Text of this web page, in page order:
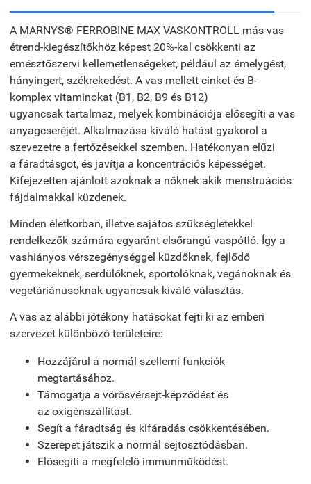
A MARNYS® FERROBINE MAX VASKONTROLL más vas
étrend-kiegészítőkhöz képest 20%-kal csökkenti az
emésztőszervi kellemetlenségeket, például az émelygést,
hányingert, székrekedést. A vas mellett cinket és B-
komplex vitaminokat (B1, B2, B9 és B12)
ugyancsak tartalmaz, melyek kombinációja elősegíti a vas
anyagcseréjét. Alkalmazása kiváló hatást gyakorol a
szevezetre a fertőzésekkel szemben. Hatékonyan elűzi
a fáradtásgot, és javítja a koncentrációs képességet.
Kifejezetten ajánlott azoknak a nőknek akik menstruációs
fájdalmakkal küzdenek.
Minden életkorban, illetve sajátos szükségletekkel
rendelkezők számára egyaránt elsőrangú vaspótló. Így a
vashiányos vérszegénységgel küzdőknek, fejlődő
gyermekeknek, serdülőknek, sportolóknak, vegánoknak és
vegetáriánusoknak ugyancsak kiváló választás.
A vas az alábbi jótékony hatásokat fejti ki az emberi
szervezet különböző területeire:
Hozzájárul a normál szellemi funkciók
megtartásához.
Támogatja a vörösvérsejt-képződést és
az oxigénszállítást.
Segít a fáradtság és kifáradás csökkentésében.
Szerepet játszik a normál sejtosztódásban.
Elősegíti a megfelelő immunműködést.